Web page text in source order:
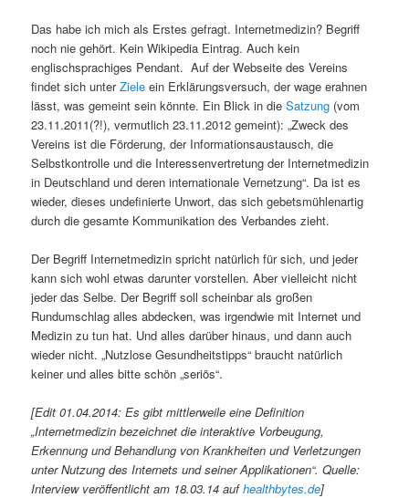
Das habe ich mich als Erstes gefragt. Internetmedizin? Begriff
noch nie gehört. Kein Wikipedia Eintrag. Auch kein
englischsprachiges Pendant. Auf der Webseite des Vereins
findet sich unterZiele ein Erklärungsversuch, der wage erahnen
lässt, was gemeint sein könnte. Ein Blick in dieSatzung (vom
23.11.2011(?!), vermutlich 23.11.2012 gemeint): „Zweck des
Vereins ist die Förderung, der Informationsaustausch, die
Selbstkontrolle und die Interessenvertretung der Internetmedizin
in Deutschland und deren internationale Vernetzung“. Da ist es
wieder, dieses undefinierte Unwort, das sich gebetsmühlenartig
durch die gesamte Kommunikation des Verbandes zieht.
Der Begriff Internetmedizin spricht natürlich für sich, und jeder
kann sich wohl etwas darunter vorstellen. Aber vielleicht nicht
jeder das Selbe. Der Begriff soll scheinbar als großen
Rundumschlag alles abdecken, was irgendwie mit Internet und
Medizin zu tun hat. Und alles darüber hinaus, und dann auch
wieder nicht. „Nutzlose Gesundheitstipps“ braucht natürlich
keiner und alles bitte schön „seriös“.
[Edit 01.04.2014: Es gibt mittlerweile eine Definition
„Internetmedizin bezeichnet die interaktive Vorbeugung,
Erkennung und Behandlung von Krankheiten und Verletzungen
unter Nutzung des Internets und seiner Applikationen“. Quelle:
Interview veröffentlicht am 18.03.14 aufhealthbytes.de]